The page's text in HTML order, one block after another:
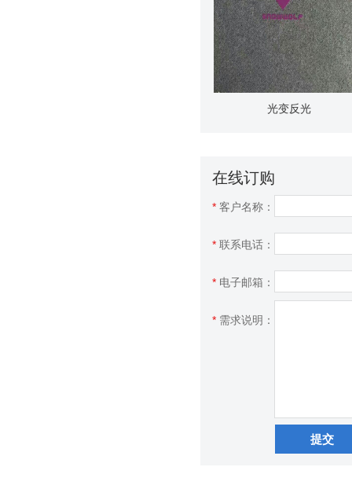
光变反光
在线订购
* 客户名称：
* 联系电话：
* 电子邮箱：
* 需求说明：
提交